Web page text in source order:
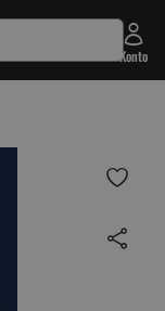
Konto